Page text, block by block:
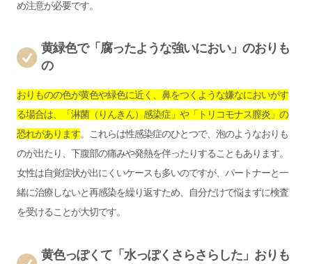
め注意が必要です。
黄緑色で「腐ったような強いにおい」のおりも
の
おりものの色が黄色や緑色に近く、鼻をつくような嫌なにおいがす
る場合は、「淋菌（りんきん）感染症」や「トリコモナス膣炎」の
恐れがあります。これらは性感染症のひとつで、泡のようなおりも
のが出たり、下腹部の痛みや発熱を伴ったりすることもあります。
女性は自覚症状が出にくいケースも多いのですが、パートナーと一
緒に治療しないと再感染を繰り返すため、自分だけで悩まずに検査
を受けることが大切です。
黄色っぽくて「水っぽくさらさらした」おりも